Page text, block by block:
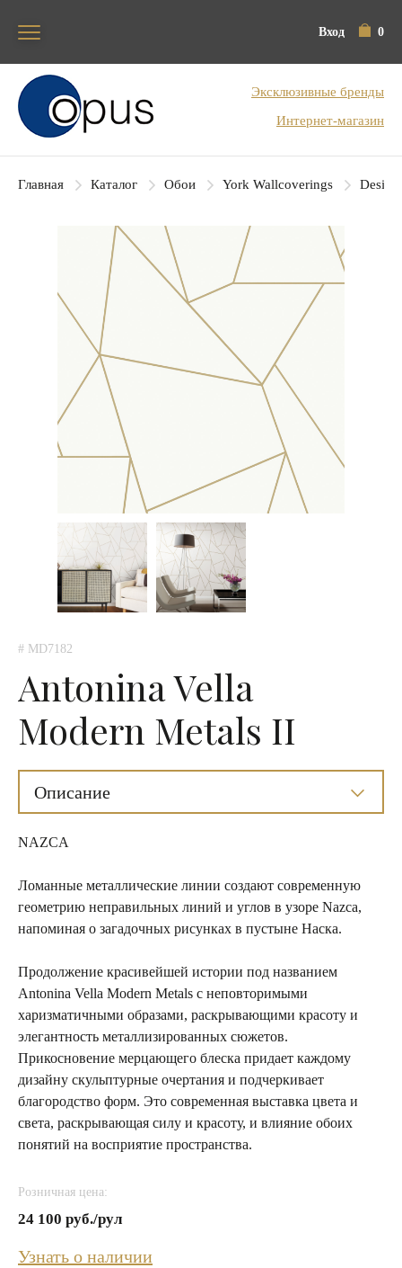
Вход 0
Блок поиска
Эксклюзивные бренды
Интернет-магазин
Главная Каталог Обои York Wallcoverings
# MD7182
Antonina Vella
Modern Metals II
Описание
NAZCA
Ломанные металлические линии создают современную
геометрию неправильных линий и углов в узоре Nazca,
напоминая о загадочных рисунках в пустыне Наска.
Продолжение красивейшей истории под названием
Antonina Vella Modern Metals с неповторимыми
харизматичными образами, раскрывающими красоту и
элегантность металлизированных сюжетов.
Прикосновение мерцающего блеска придает каждому
дизайну скульптурные очертания и подчеркивает
благородство форм. Это современная выставка цвета и
света, раскрывающая силу и красоту, и влияние обоих
понятий на восприятие пространства.
Розничная цена:
24 100 руб./рул
Узнать о наличии